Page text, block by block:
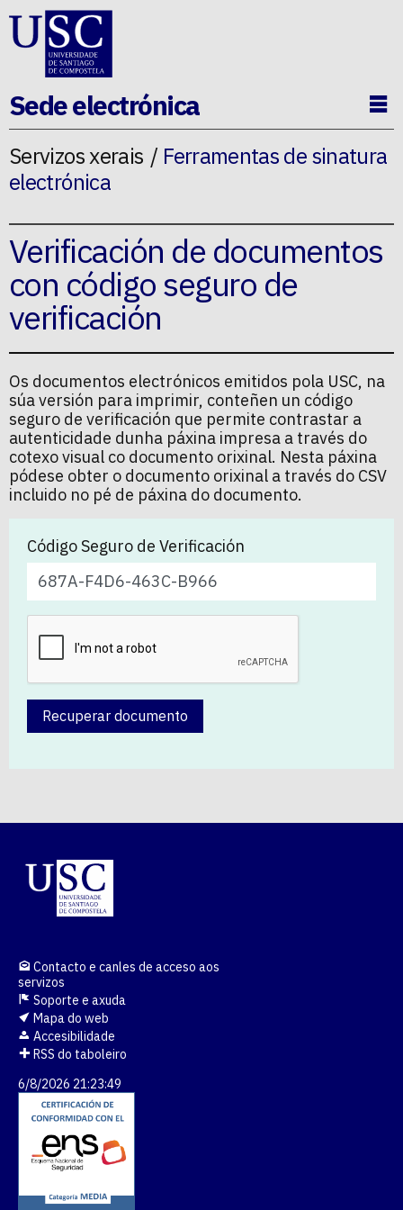
Ir ao contido da p�xina
Sede electrónica
Servizos xerais
Ferramentas de sinatura
electrónica
Verificación de documentos
con código seguro de
verificación
Os documentos electrónicos emitidos pola USC, na
súa versión para imprimir, conteñen un código
seguro de verificación que permite contrastar a
autenticidade dunha páxina impresa a través do
cotexo visual co documento orixinal. Nesta páxina
pódese obter o documento orixinal a través do CSV
incluido no pé de páxina do documento.
Código Seguro de Verificación
Recuperar documento
Contacto e canles de acceso aos
servizos
Soporte e axuda
Mapa do web
Accesibilidade
RSS do taboleiro
6/8/2026 21:23:49